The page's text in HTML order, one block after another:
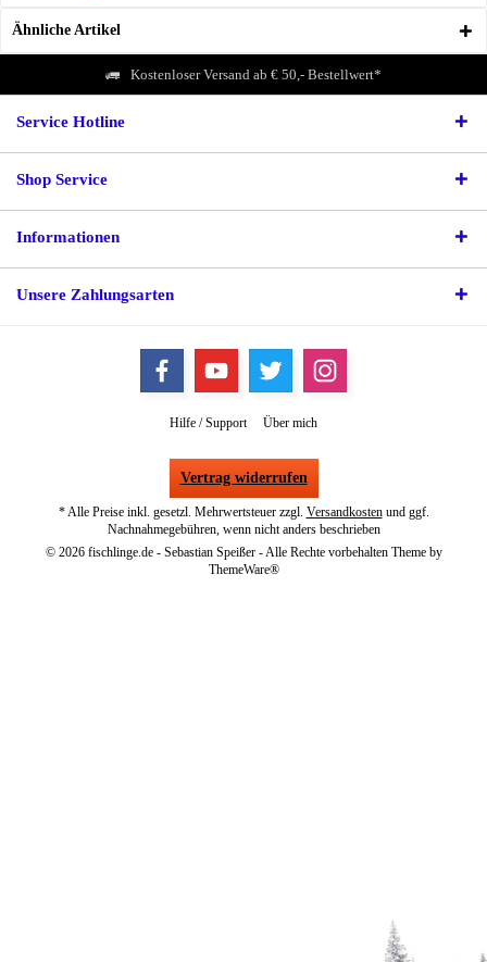
Ähnliche Artikel
Kostenloser Versand ab € 50,- Bestellwert*
Service Hotline
Shop Service
Informationen
Unsere Zahlungsarten
Hilfe / Support Über mich
Vertrag widerrufen
* Alle Preise inkl. gesetzl. Mehrwertsteuer zzgl. Versandkostenund ggf.
Nachnahmegebühren, wenn nicht anders beschrieben
© 2026 fischlinge.de - Sebastian Speißer - Alle Rechte vorbehalten Theme by
ThemeWare®